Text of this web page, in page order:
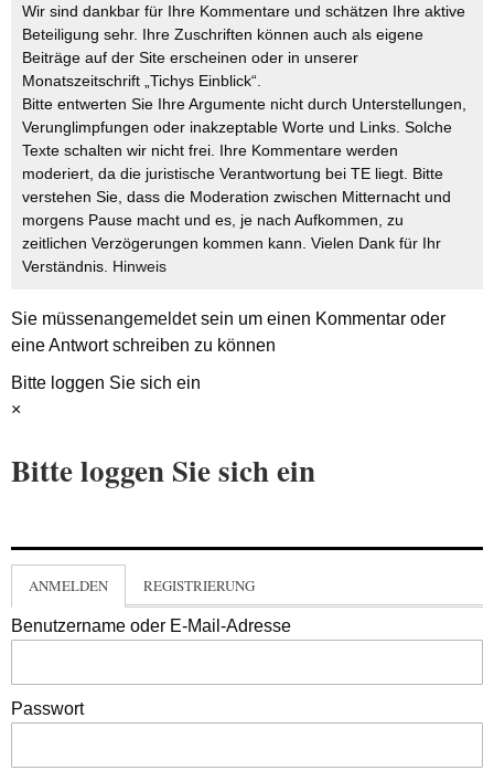
Wir sind dankbar für Ihre Kommentare und schätzen Ihre aktive
Beteiligung sehr. Ihre Zuschriften können auch als eigene
Beiträge auf der Site erscheinen oder in unserer
Monatszeitschrift „Tichys Einblick“.
Bitte entwerten Sie Ihre Argumente nicht durch Unterstellungen,
Verunglimpfungen oder inakzeptable Worte und Links. Solche
Texte schalten wir nicht frei. Ihre Kommentare werden
moderiert, da die juristische Verantwortung bei TE liegt. Bitte
verstehen Sie, dass die Moderation zwischen Mitternacht und
morgens Pause macht und es, je nach Aufkommen, zu
zeitlichen Verzögerungen kommen kann. Vielen Dank für Ihr
Verständnis. Hinweis
Sie müssenangemeldetsein um einen Kommentar oder
eine Antwort schreiben zu können
Bitte loggen Sie sich ein
×
Bitte loggen Sie sich ein
ANMELDEN REGISTRIERUNG
Benutzername oder E-Mail-Adresse
Passwort